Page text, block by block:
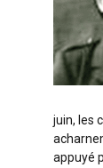
juin, les
appuyé